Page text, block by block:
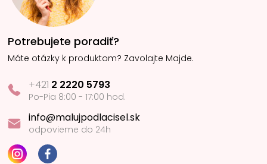
Potrebujete poradiť?
Máte otázky k produktom? Zavolajte Majde.
+421 2 2220 5793
Po-Pia 8:00 - 17:00 hod.
info@malujpodlacisel.sk
odpovieme do 24h